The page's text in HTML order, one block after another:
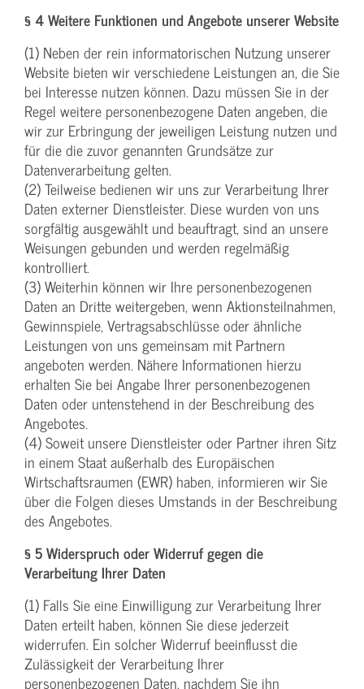
§ 4 Weitere Funktionen und Angebote unserer Website
(1) Neben der rein informatorischen Nutzung unserer
Website bieten wir verschiedene Leistungen an, die Sie
bei Interesse nutzen können. Dazu müssen Sie in der
Regel weitere personenbezogene Daten angeben, die
wir zur Erbringung der jeweiligen Leistung nutzen und
für die die zuvor genannten Grundsätze zur
Datenverarbeitung gelten.
(2) Teilweise bedienen wir uns zur Verarbeitung Ihrer
Daten externer Dienstleister. Diese wurden von uns
sorgfältig ausgewählt und beauftragt, sind an unsere
Weisungen gebunden und werden regelmäßig
kontrolliert.
(3) Weiterhin können wir Ihre personenbezogenen
Daten an Dritte weitergeben, wenn Aktionsteilnahmen,
Gewinnspiele, Vertragsabschlüsse oder ähnliche
Leistungen von uns gemeinsam mit Partnern
angeboten werden. Nähere Informationen hierzu
erhalten Sie bei Angabe Ihrer personenbezogenen
Daten oder untenstehend in der Beschreibung des
Angebotes.
(4) Soweit unsere Dienstleister oder Partner ihren Sitz
in einem Staat außerhalb des Europäischen
Wirtschaftsraumen (EWR) haben, informieren wir Sie
über die Folgen dieses Umstands in der Beschreibung
des Angebotes.
§ 5 Widerspruch oder Widerruf gegen die
Verarbeitung Ihrer Daten
(1) Falls Sie eine Einwilligung zur Verarbeitung Ihrer
Daten erteilt haben, können Sie diese jederzeit
widerrufen. Ein solcher Widerruf beeinflusst die
Zulässigkeit der Verarbeitung Ihrer
personenbezogenen Daten, nachdem Sie ihn